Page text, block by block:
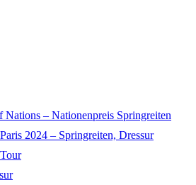
Nations – Nationenpreis Springreiten
2024 – Springreiten, Dressur